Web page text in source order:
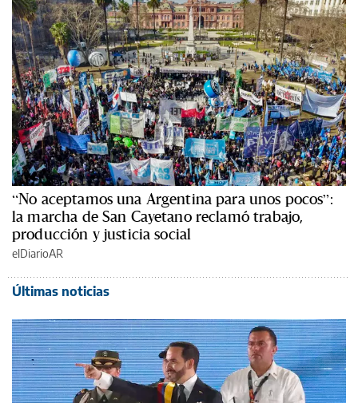
“No aceptamos una Argentina para unos pocos”:
la marcha de San Cayetano reclamó trabajo,
producción y justicia social
elDiarioAR
Últimas noticias